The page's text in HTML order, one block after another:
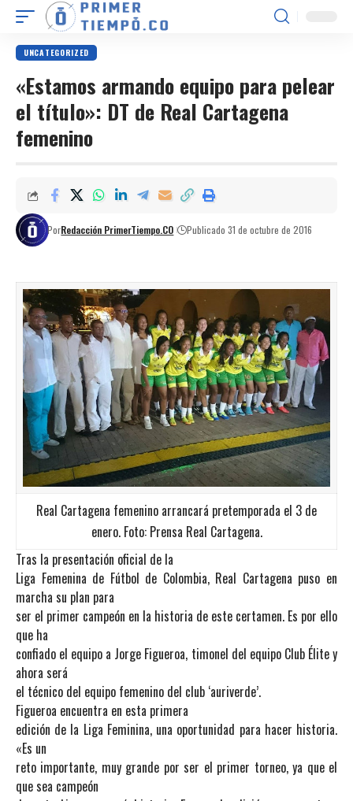
UNCATEGORIZED
«Estamos armando equipo para pelear
el título»: DT de Real Cartagena
femenino
PorRedacción PrimerTiempo.CO Publicado 31 de octubre de 2016
Real Cartagena femenino arrancará pretemporada el 3 de
enero. Foto: Prensa Real Cartagena.
Tras la presentación oficial de la
Liga Femenina de Fútbol de Colombia, Real Cartagena puso en
marcha su plan para
ser el primer campeón en la historia de este certamen. Es por ello
que ha
confiado el equipo a Jorge Figueroa, timonel del equipo Club Élite y
ahora será
el técnico del equipo femenino del club ‘auriverde’.
Figueroa encuentra en esta primera
edición de la Liga Feminina, una oportunidad para hacer historia.
«Es un
reto importante, muy grande por ser el primer torneo, ya que el
que sea campeón